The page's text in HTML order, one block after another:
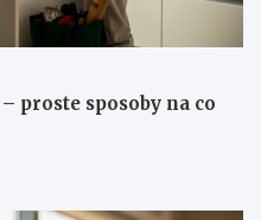
proste sposoby na co